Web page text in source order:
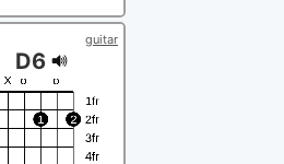
guitar
D6